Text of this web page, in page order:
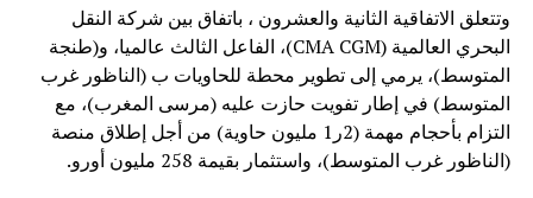
وتتعلق الاتفاقية الثانية والعشرون ، باتفاق بين شركة النقل
البحري العالمية (CMA CGM)، الفاعل الثالث عالميا، و(طنجة
المتوسط)، يرمي إلى تطوير محطة للحاويات ب (الناظور غرب
المتوسط) في إطار تفويت حازت عليه (مرسى المغرب)، مع
التزام بأحجام مهمة (2ر1 مليون حاوية) من أجل إطلاق منصة
(الناظور غرب المتوسط)، واستثمار بقيمة 258 مليون أورو.